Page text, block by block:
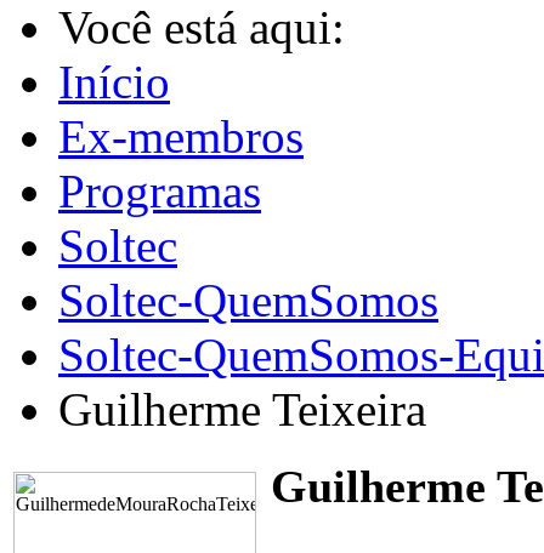
Você está aqui:
Início
Ex-membros
Programas
Soltec
Soltec-QuemSomos
Soltec-QuemSomos-
Guilherme Teixeira
Guilherme